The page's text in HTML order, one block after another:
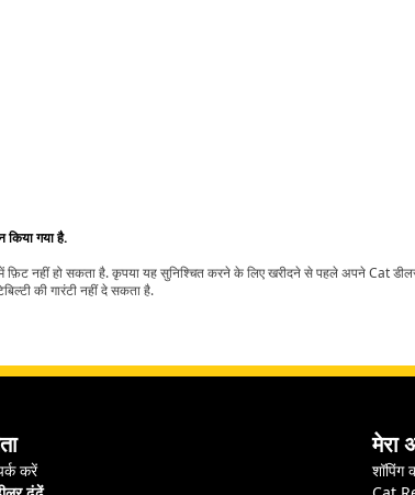
किया गया है.
नहीं हो सकता है. कृपया यह सुनिश्चित करने के लिए खरीदने से पहले अपने Cat
की गारंटी नहीं दे सकता है.
करें
मेरा
शॉपिंग